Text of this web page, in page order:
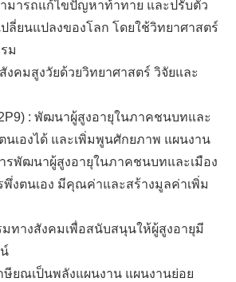
มารถแก้ไขปัญหาท้าทาย และปรับตัว
ลี่ยนแปลงของโลก โดยใช้วิทยาศาสตร์
ม
คมสูงวัยด้วยวิทยาศาสตร์ วิจัยและ
: พัฒนาผู้สูงอายุในภาคชนบทและ
นเองได้ และเพิ่มพูนศักยภาพ แผนงาน
ารพัฒนาผู้สูงอายุในภาคชนบทและเมือง
งตนเอง มีคุณค่าและสร้างมูลค่าเพิ่ม
มทางสังคมเพื่อสนับสนุนให้ผู้สูงอายุมี
กษียณเป็นพลังแผนงาน แผนงานย่อย